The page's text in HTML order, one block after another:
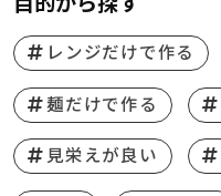
レンジだけで作る
麺だけで作る
見栄えが良い